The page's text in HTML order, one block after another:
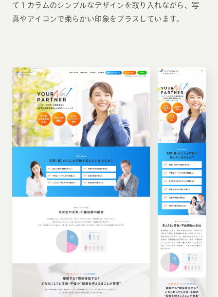
て１カラムのシンプルなデザインを取り入れながら、写
真やアイコンで柔らかい印象をプラスしています。